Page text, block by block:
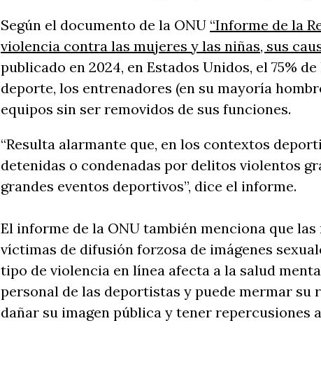
Según el documento de la ONU “Informe de la
violencia contra las mujeres y las niñas, sus
publicado en 2024, en Estados Unidos, el 75%
deporte, los entrenadores (en su mayoría
equipos sin ser removidos de sus funciones.
“Resulta alarmante que, en los contextos
detenidas o condenadas por delitos violentos
grandes eventos deportivos”, dice el informe.
El informe de la ONU también menciona que
víctimas de difusión forzosa de imágenes
tipo de violencia en línea afecta a la salud
personal de las deportistas y puede mermar su
dañar su imagen pública y tener repercusiones